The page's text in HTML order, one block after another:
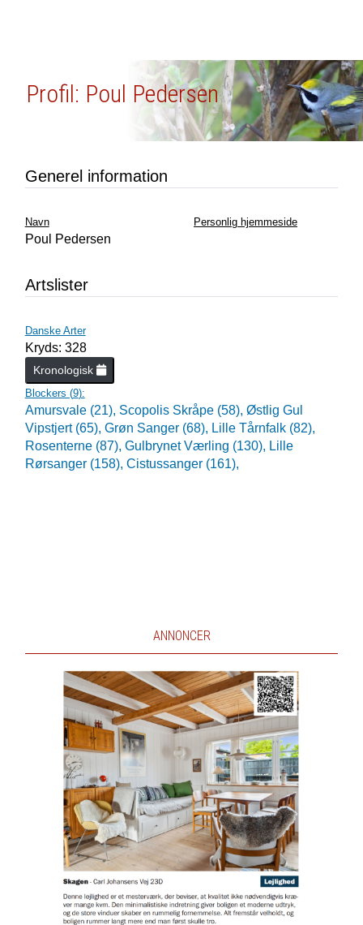
Profil: Poul Pedersen
Generel information
Navn
Poul Pedersen
Personlig hjemmeside
Artslister
Danske Arter
Kryds: 328
Kronologisk
Blockers (9):
Amursvale (21), Scopolis Skråpe (58), Østlig Gul
Vipstjert (65), Grøn Sanger (68), Lille Tårnfalk (82),
Rosenterne (87), Gulbrynet Værling (130), Lille
Rørsanger (158), Cistussanger (161),
ANNONCER